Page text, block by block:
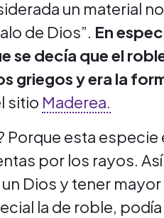
un material
de Dios”. En
se decía que el
griegos y era la
sitio Maderea.
Porque esta
por los rayos.
Dios y tener
la de roble,